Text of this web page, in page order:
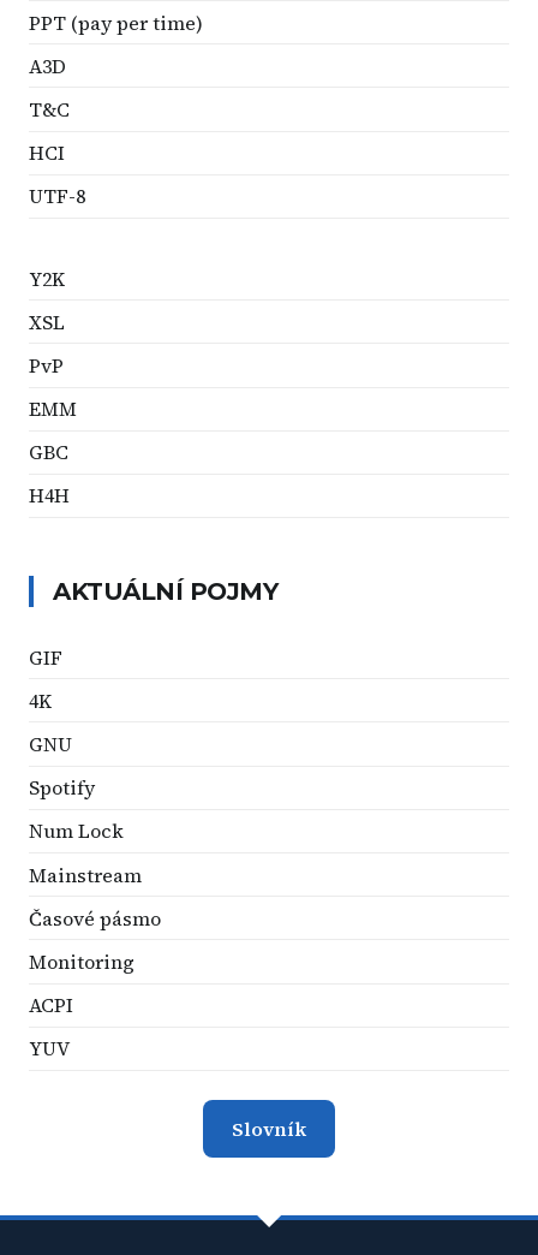
PPT (pay per time)
A3D
T&C
HCI
UTF-8
Y2K
XSL
PvP
EMM
GBC
H4H
AKTUÁLNÍ POJMY
GIF
4K
GNU
Spotify
Num Lock
Mainstream
Časové pásmo
Monitoring
ACPI
YUV
Slovník